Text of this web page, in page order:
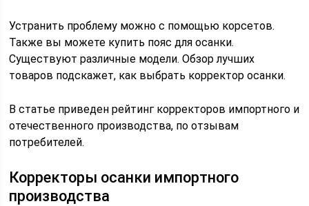
Устранить проблему можно с помощью корсетов.
Также вы можете купить пояс для осанки.
Существуют различные модели. Обзор лучших
товаров подскажет, как выбрать корректор осанки.
В статье приведен рейтинг корректоров импортного и
отечественного производства, по отзывам
потребителей.
Корректоры осанки импортного
производства